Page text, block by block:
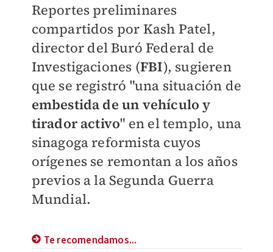
Reportes preliminares
compartidos por Kash Patel,
director del Buró Federal de
Investigaciones (FBI), sugieren
que se registró "una situación de
embestida de un vehículo y
tirador activo" en el templo, una
sinagoga reformista cuyos
orígenes se remontan a los años
previos a la Segunda Guerra
Mundial.
Te recomendamos...